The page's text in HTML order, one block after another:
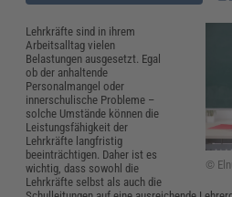
©
Lehrkräfte sind in ihrem
Arbeitsalltag vielen
Belastungen ausgesetzt. Egal
ob der anhaltende
Personalmangel oder
innerschulische Probleme –
solche Umstände können die
Leistungsfähigkeit der
Lehrkräfte langfristig
beeinträchtigen. Daher ist es
wichtig, dass sowohl die
Lehrkräfte selbst als auch die